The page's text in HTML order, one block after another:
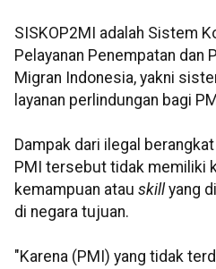
SISKOP2MI adalah Sistem
Pelayanan Penempatan dan
Migran Indonesia, yakni
layanan perlindungan bagi
Dampak dari ilegal
PMI tersebut tidak memiliki
kemampuan atau skill yang
di negara tujuan.
"Karena (PMI) yang tidak